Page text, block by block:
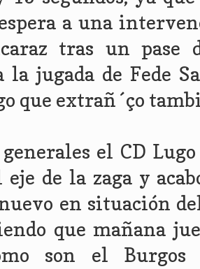
a una
tras un pase
jugada de Fede
que extrañ´ço
el CD
eje de la zaga y
en situación
que mañana
son el